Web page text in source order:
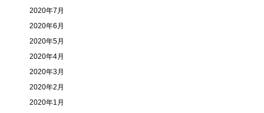
2020年7月
2020年6月
2020年5月
2020年4月
2020年3月
2020年2月
2020年1月